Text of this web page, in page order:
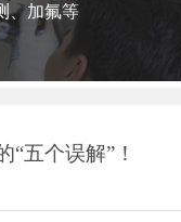
、加氟等
五个误解”！